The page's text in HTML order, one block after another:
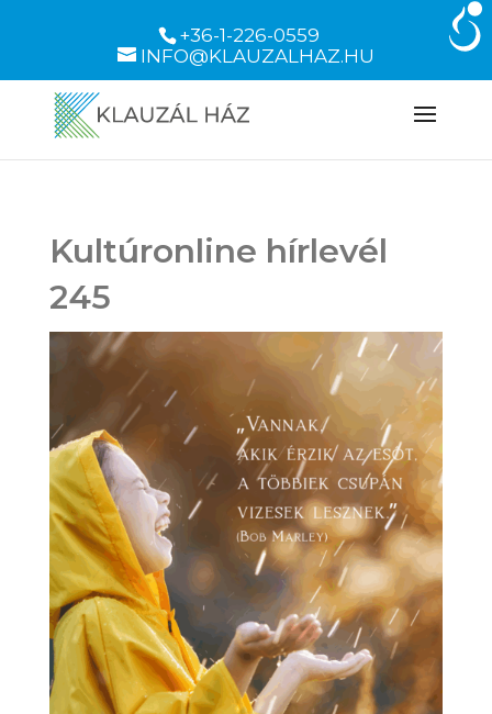
+36-1-226-0559
INFO@KLAUZALHAZ.HU
Kultúronline hírlevél
245